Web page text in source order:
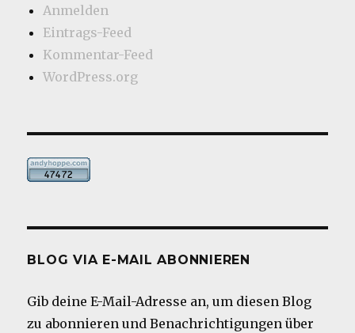
Anmelden
Eintrags-Feed
Kommentar-Feed
WordPress.org
BLOG VIA E-MAIL ABONNIEREN
Gib deine E-Mail-Adresse an, um diesen Blog
zu abonnieren und Benachrichtigungen über